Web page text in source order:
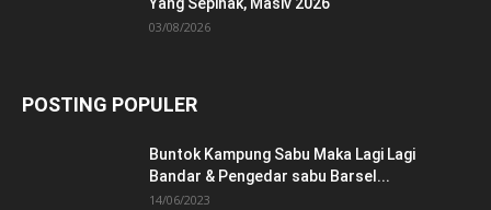
Yang Sepihak, Masiv 2026
03/08/2026
POSTING POPULER
Buntok Kampung Sabu Maka Lagi Lagi
Bandar & Pengedar sabu Barsel...
14/06/2023